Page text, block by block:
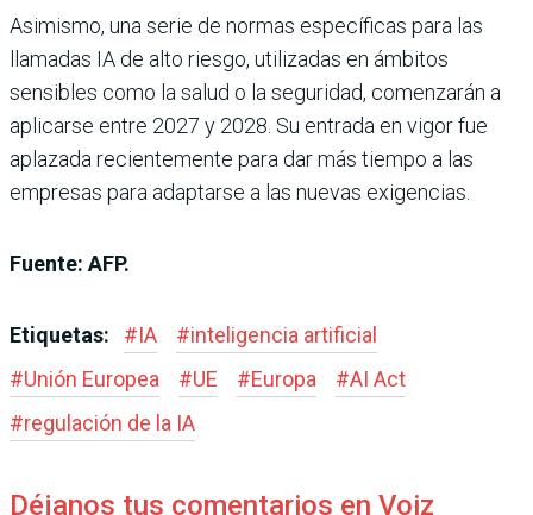
Asimismo, una serie de normas específicas para las
llamadas IA de alto riesgo, utilizadas en ámbitos
sensibles como la salud o la seguridad, comenzarán a
aplicarse entre 2027 y 2028. Su entrada en vigor fue
aplazada recientemente para dar más tiempo a las
empresas para adaptarse a las nuevas exigencias.
Fuente: AFP.
Etiquetas: #IA #inteligencia artificial
#Unión Europea #UE #Europa #AI Act
#regulación de la IA
Déjanos tus comentarios en Voiz